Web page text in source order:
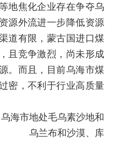
地焦化企业存在争夺乌
源外流进一步降低资源
道有限，蒙古国进口煤
且竞争激烈，尚未形成
。而且，目前乌海市煤
密，不利于行业高质量
乌海市地处毛乌素沙地和
乌兰布和沙漠、库